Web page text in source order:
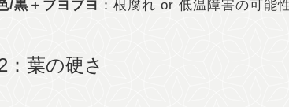
/黒＋ブヨブヨ ：根腐れ or 低温障害の可能
葉の硬さ